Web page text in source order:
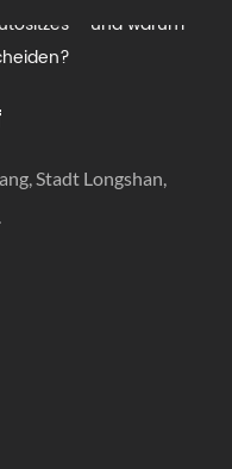
– und warum
werden?
für einen Kindersitz?
Infant — and Is
Stadt Longshan,